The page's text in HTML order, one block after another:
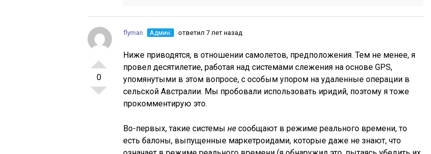
0
flyman Админ. ответил 7 лет назад
Ниже приводятся, в отношении самолетов, предположения. Тем не менее, я
провел десятилетие, работая над системами слежения на основе GPS,
упомянутыми в этом вопросе, с особым упором на удаленные операции в
сельской Австралии. Мы пробовали использовать иридий, поэтому я тоже
прокомментирую это.
Во-первых, такие системы не сообщают в режиме реального времени, то
есть балоны, выпущенные маркетроидами, которые даже не знают, что